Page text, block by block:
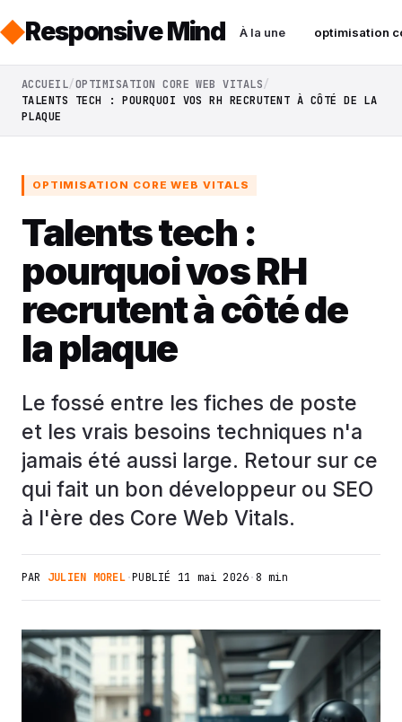
Responsive Mind À la une optimisation
ACCUEIL OPTIMISATION CORE WEB VITALS
TALENTS TECH : POURQUOI VOS RH RECRUTENT À CÔTÉ DE LA
PLAQUE
OPTIMISATION CORE WEB VITALS
Talents tech :
pourquoi vos RH
recrutent à côté de
la plaque
Le fossé entre les fiches de poste
et les vrais besoins techniques n'a
jamais été aussi large. Retour sur ce
qui fait un bon développeur ou SEO
à l'ère des Core Web Vitals.
PAR JULIEN MOREL·PUBLIÉ 11 mai 2026· 8 min